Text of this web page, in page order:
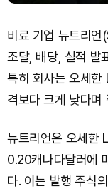
비료 기업 뉴트리
조달, 배당, 실적 발
특히 회사는 오세한
격보다 크게 낮다며
뉴트리언은 오세한
0.20캐나다달러에
다. 이는 발행 주식